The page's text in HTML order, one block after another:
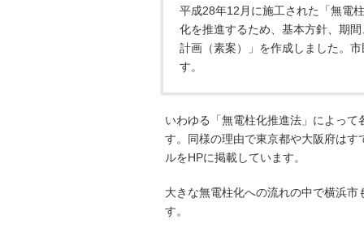
平成28年12月に施工された「無電
化を推進するため、基本方針、期
計画（素案）」を作成しました。
す。
いわゆる「無電柱化推進法」によっ
す。同様の理由で東京都や大阪府は
ルをHPに掲載しています。
大きな無電柱化への流れの中で横浜
す。